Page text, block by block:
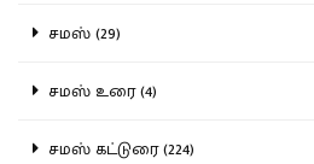
சமஸ் (29)
சமஸ் உரை (4)
சமஸ் கட்டுரை (224)